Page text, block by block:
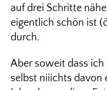
auf drei Schritte
eigentlich schön ist
durch.
Aber soweit dass
selbst niiichts davon